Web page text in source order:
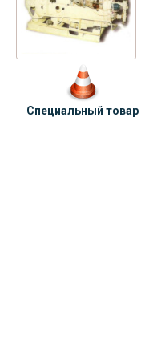
Специальный товар